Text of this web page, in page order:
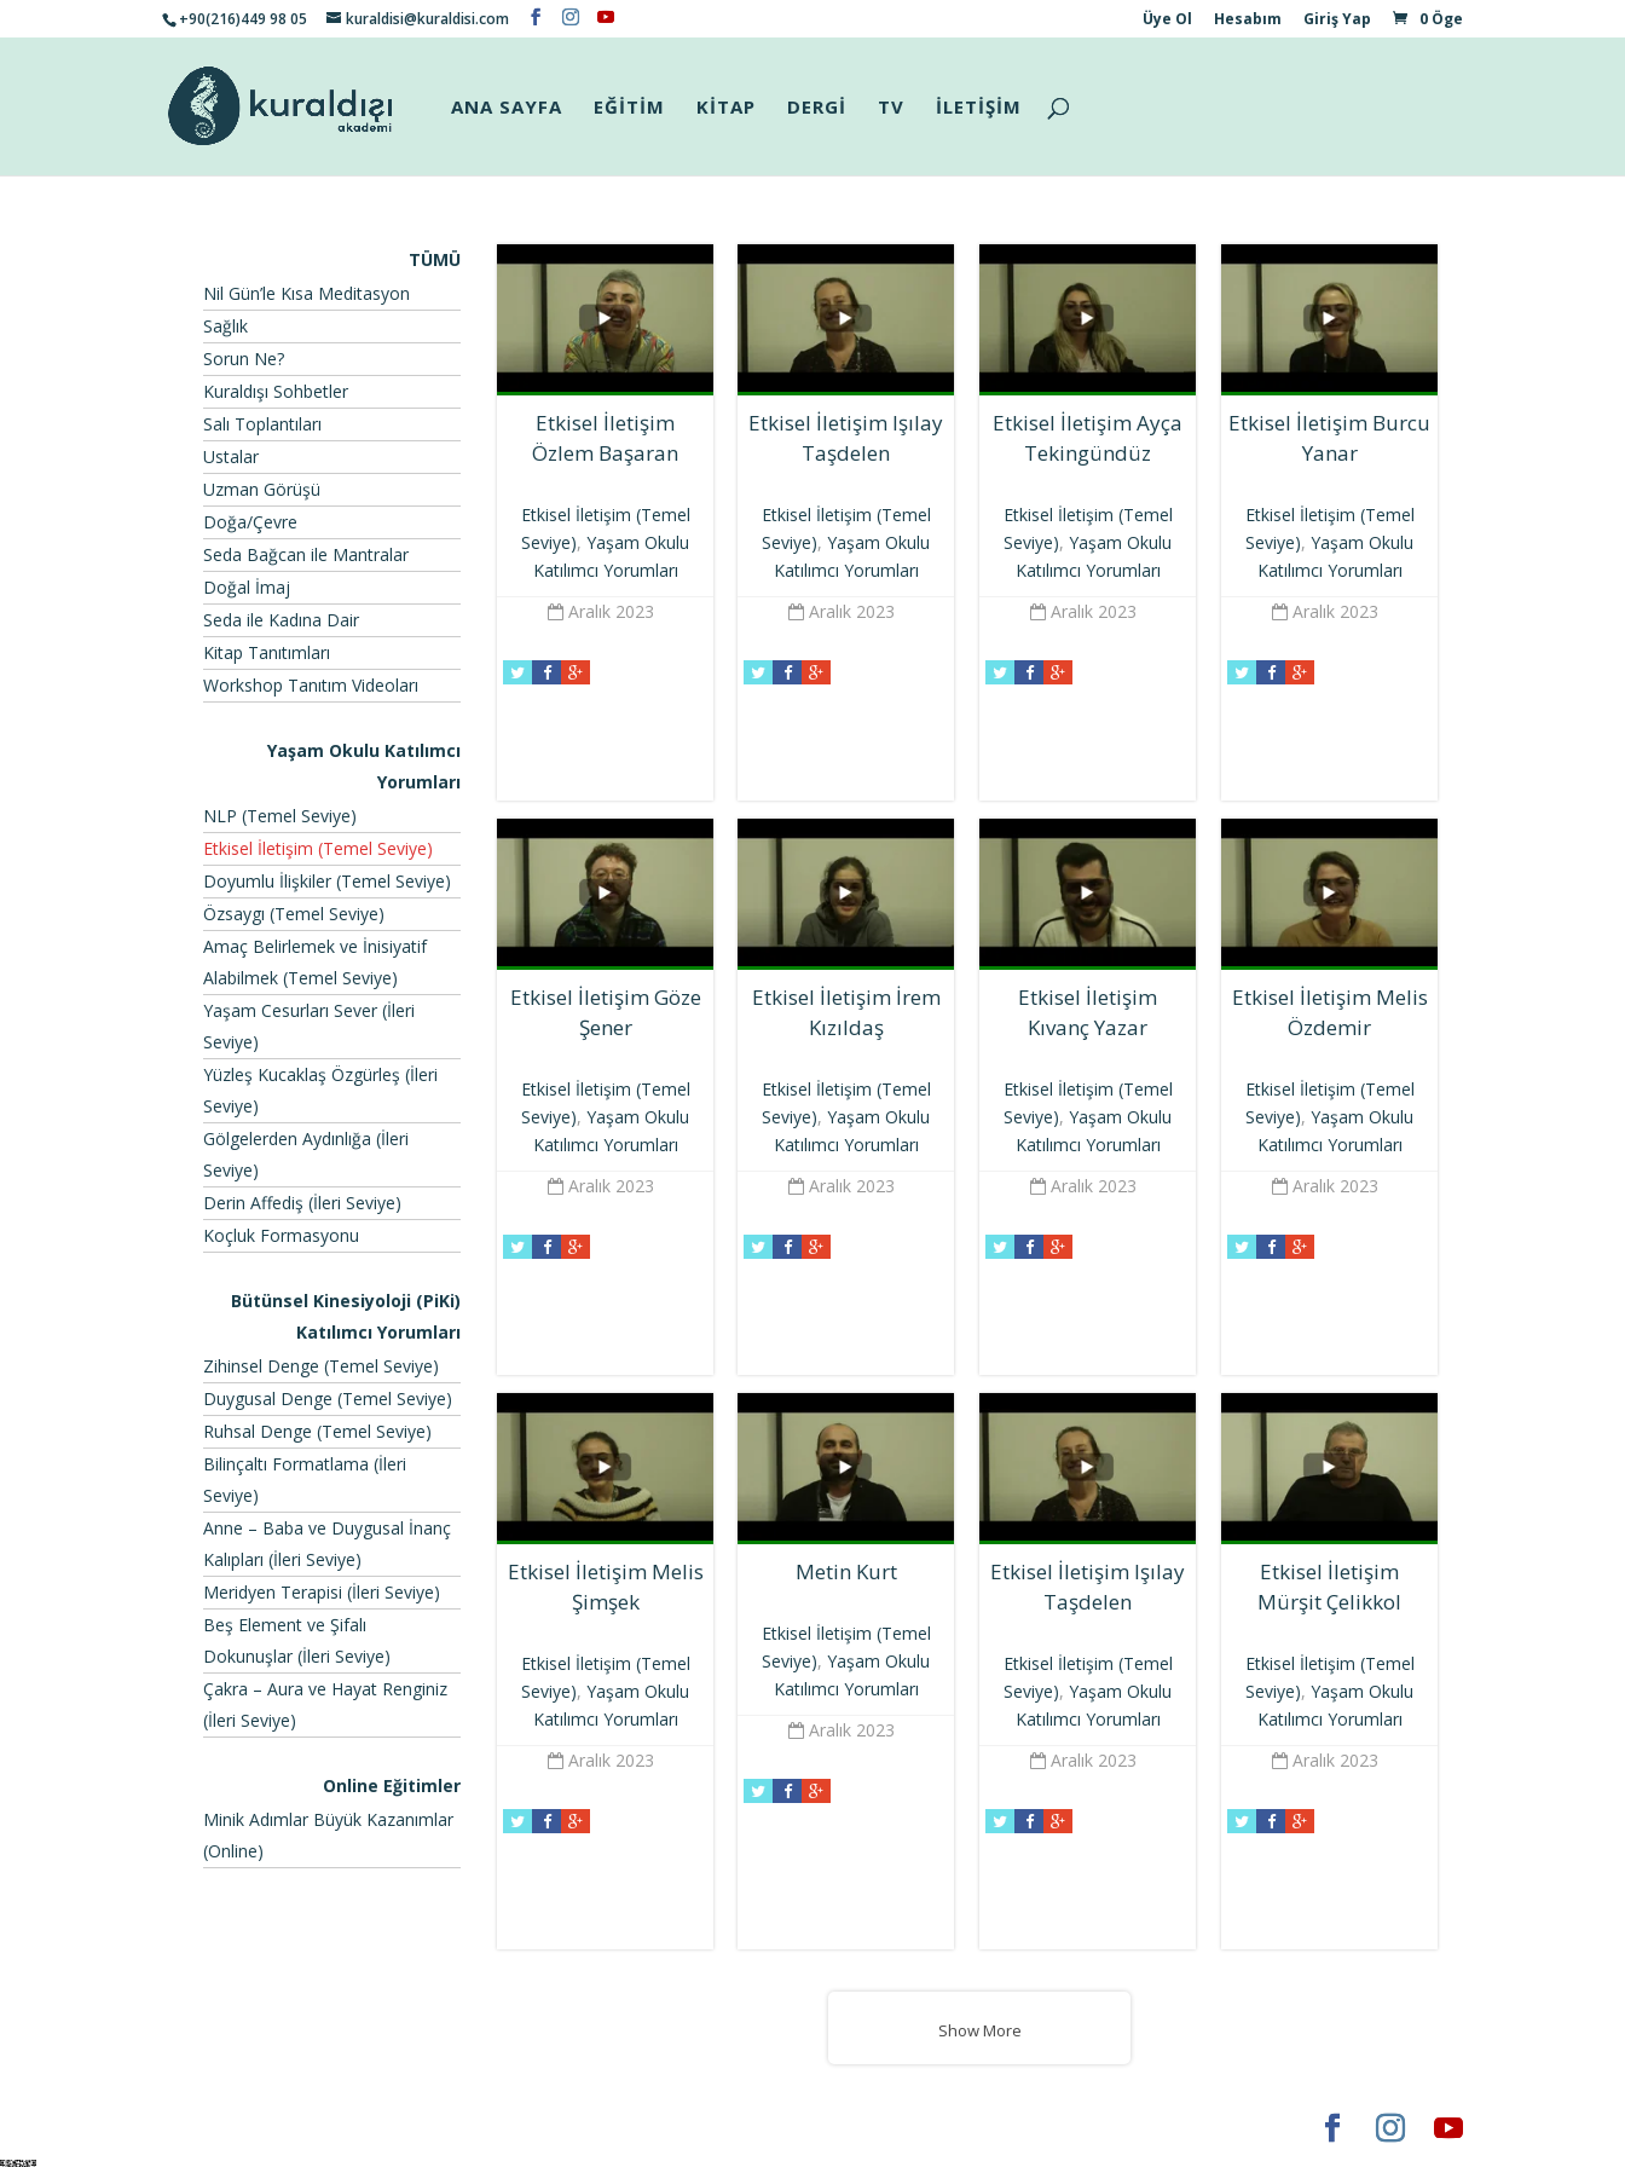
+90(216)449 98 05 kuraldisi@kuraldisi.com Üye Ol Hesabım Giriş Yap 0 Öge
ANA SAYFA EĞİTİM KİTAP DERGİ TV İLETİŞİM
TÜMÜ
Nil Gün’le Kısa Meditasyon
Sağlık
Sorun Ne?
Kuraldışı Sohbetler
Salı Toplantıları
Ustalar
Uzman Görüşü
Doğa/Çevre
Seda Bağcan ile Mantralar
Doğal İmaj
Seda ile Kadına Dair
Kitap Tanıtımları
Workshop Tanıtım Videoları
Yaşam Okulu Katılımcı
Yorumları
NLP (Temel Seviye)
Etkisel İletişim (Temel Seviye)
Doyumlu İlişkiler (Temel Seviye)
Özsaygı (Temel Seviye)
Amaç Belirlemek ve İnisiyatif
Alabilmek (Temel Seviye)
Yaşam Cesurları Sever (İleri
Seviye)
Yüzleş Kucaklaş Özgürleş (İleri
Seviye)
Gölgelerden Aydınlığa (İleri
Seviye)
Derin Affediş (İleri Seviye)
Koçluk Formasyonu
Bütünsel Kinesiyoloji (PiKi)
Katılımcı Yorumları
Zihinsel Denge (Temel Seviye)
Duygusal Denge (Temel Seviye)
Ruhsal Denge (Temel Seviye)
Bilinçaltı Formatlama (İleri
Seviye)
Anne – Baba ve Duygusal İnanç
Kalıpları (İleri Seviye)
Meridyen Terapisi (İleri Seviye)
Beş Element ve Şifalı
Dokunuşlar (İleri Seviye)
Çakra – Aura ve Hayat Renginiz
(İleri Seviye)
Online Eğitimler
Minik Adımlar Büyük Kazanımlar
(Online)
Etkisel İletişim
Özlem Başaran
Etkisel İletişim (Temel
Seviye),Yaşam Okulu
Katılımcı Yorumları
Aralık 2023
Etkisel İletişim Işılay
Taşdelen
Etkisel İletişim (Temel
Seviye),Yaşam Okulu
Katılımcı Yorumları
Aralık 2023
Etkisel İletişim Ayça
Tekingündüz
Etkisel İletişim (Temel
Seviye),Yaşam Okulu
Katılımcı Yorumları
Aralık 2023
Etkisel İletişim Burcu
Yanar
Etkisel İletişim (Temel
Seviye),Yaşam Okulu
Katılımcı Yorumları
Aralık 2023
Etkisel İletişim Göze
Şener
Etkisel İletişim (Temel
Seviye),Yaşam Okulu
Katılımcı Yorumları
Aralık 2023
Etkisel İletişim İrem
Kızıldaş
Etkisel İletişim (Temel
Seviye),Yaşam Okulu
Katılımcı Yorumları
Aralık 2023
Etkisel İletişim
Kıvanç Yazar
Etkisel İletişim (Temel
Seviye),Yaşam Okulu
Katılımcı Yorumları
Aralık 2023
Etkisel İletişim Melis
Özdemir
Etkisel İletişim (Temel
Seviye),Yaşam Okulu
Katılımcı Yorumları
Aralık 2023
Etkisel İletişim Melis
Şimşek
Etkisel İletişim (Temel
Seviye),Yaşam Okulu
Katılımcı Yorumları
Aralık 2023
Metin Kurt
Etkisel İletişim (Temel
Seviye),Yaşam Okulu
Katılımcı Yorumları
Aralık 2023
Etkisel İletişim Işılay
Taşdelen
Etkisel İletişim (Temel
Seviye),Yaşam Okulu
Katılımcı Yorumları
Aralık 2023
Etkisel İletişim
Mürşit Çelikkol
Etkisel İletişim (Temel
Seviye),Yaşam Okulu
Katılımcı Yorumları
Aralık 2023
Show More